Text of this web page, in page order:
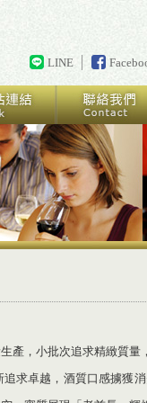
LINE
產，小批次追求精緻質量
求卓越，酒質口感擄獲